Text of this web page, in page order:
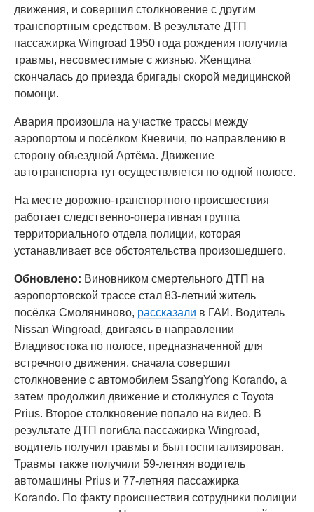
движения, и совершил столкновение с другим
транспортным средством. В результате ДТП
пассажирка Wingroad 1950 года рождения получила
травмы, несовместимые с жизнью. Женщина
скончалась до приезда бригады скорой медицинской
помощи.
Авария произошла на участке трассы между
аэропортом и посёлком Кневичи, по направлению в
сторону объездной Артёма. Движение
автотранспорта тут осуществляется по одной полосе.
На месте дорожно-транспортного происшествия
работает следственно-оперативная группа
территориального отдела полиции, которая
устанавливает все обстоятельства произошедшего.
Обновлено: Виновником смертельного ДТП на
аэропортовской трассе стал 83-летний житель
посёлка Смоляниново, рассказали в ГАИ. Водитель
Nissan Wingroad, двигаясь в направлении
Владивостока по полосе, предназначенной для
встречного движения, сначала совершил
столкновение с автомобилем SsangYong Korando, а
затем продолжил движение и столкнулся с Toyota
Prius. Второе столкновение попало на видео. В
результате ДТП погибла пассажирка Wingroad,
водитель получил травмы и был госпитализирован.
Травмы также получили 59-летняя водитель
автомашины Prius и 77-летняя пассажирка
Korando. По факту происшествия сотрудники полиции